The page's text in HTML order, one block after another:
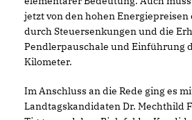
jetzt von den hohen
durch Steuersenkungen und die
Pendlerpauschale und Einführung
Kilometer.
Im Anschluss an die Rede ging es
Landtagskandidaten Dr. Mechthild